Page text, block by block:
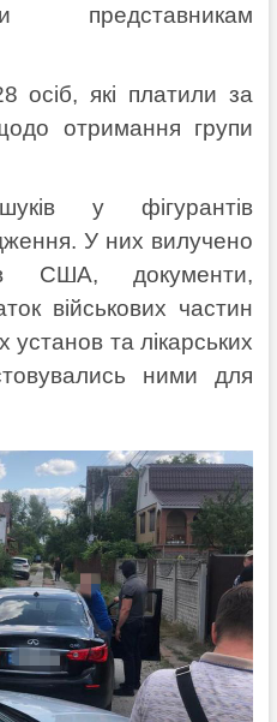
представникам
осіб, які платили за
отримання групи
у фігурантів
У них вилучено
США, документи,
військових частин
та лікарських
ними для